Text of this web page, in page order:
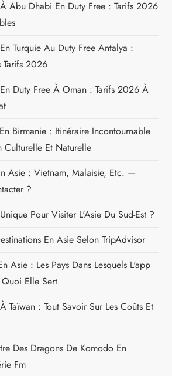
Abu Dhabi En Duty Free : Tarifs 2026
Turquie Au Duty Free Antalya :
2026
Duty Free À Oman : Tarifs 2026 À
Birmanie : Itinéraire Incontournable
Culturelle Et Naturelle
Asie : Vietnam, Malaisie, Etc. —
?
Pour Visiter L'Asie Du Sud-Est ?
En Asie Selon TripAdvisor
Asie : Les Pays Dans Lesquels L'app
Elle Sert
Taïwan : Tout Savoir Sur Les Coûts Et
Des Dragons De Komodo En
Fm